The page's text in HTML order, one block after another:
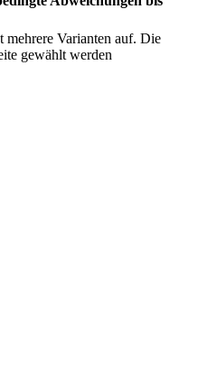
mehrere Varianten auf. Die
gewählt werden